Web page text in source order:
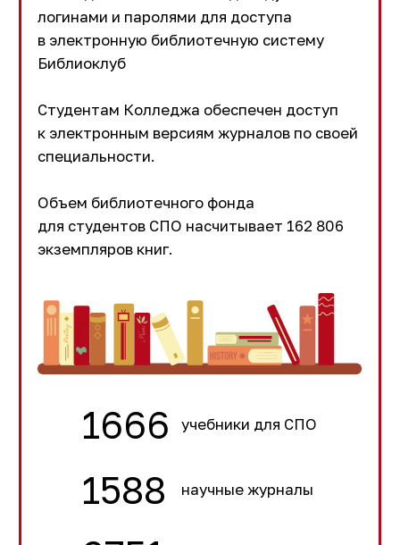
Государственная итоговая
аттестация выпускников